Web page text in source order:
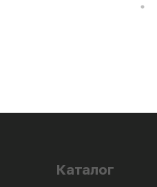
Каталог